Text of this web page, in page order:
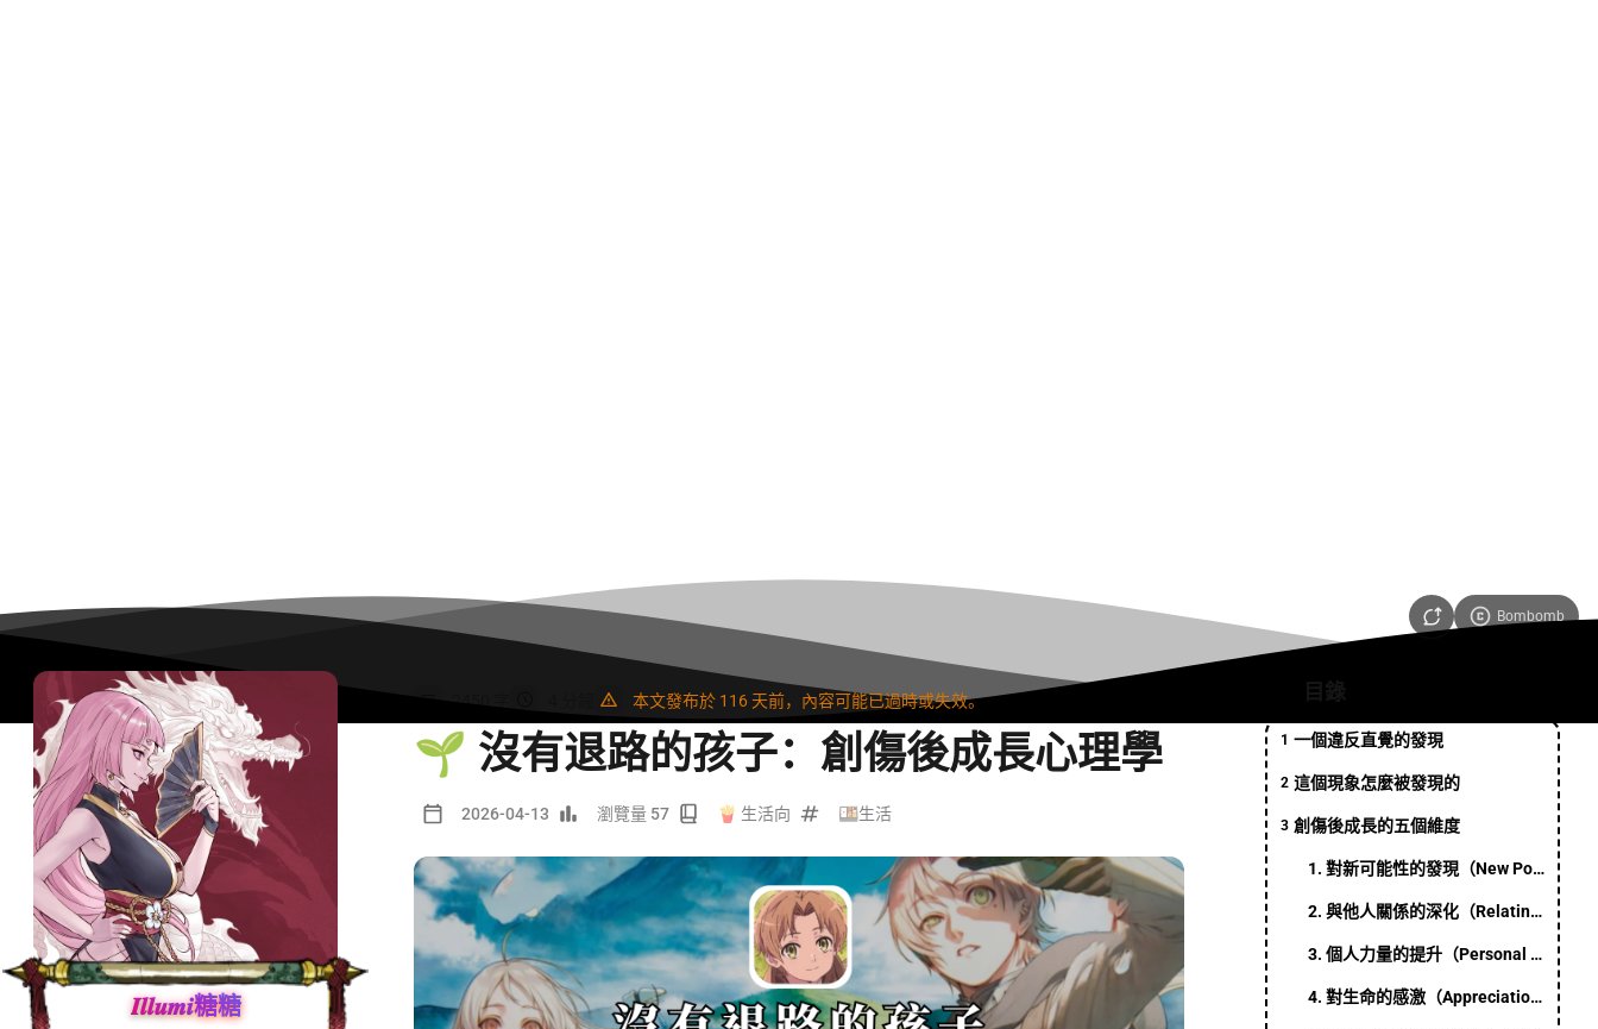
Bombomb
𝑰𝒍𝒍𝒖𝒎𝒊糖糖
2450 字 本文發布於 116 天前，內容可能已過時或失效。
🌱 沒有退路的孩子：創傷後成長心理學
2026-04-13 瀏覽量 57 🍟 生活向 🍱生活
1 一個違反直覺的發現
2 這個現象怎麼被發現的
3 創傷後成長的五個維度
1. 對新可能性的發現（New Possibilities）
2. 與他人關係的深化（Relating to Others）
3. 個人力量的提升（Personal Strength）
4. 對生命的感激（Appreciation of Life）